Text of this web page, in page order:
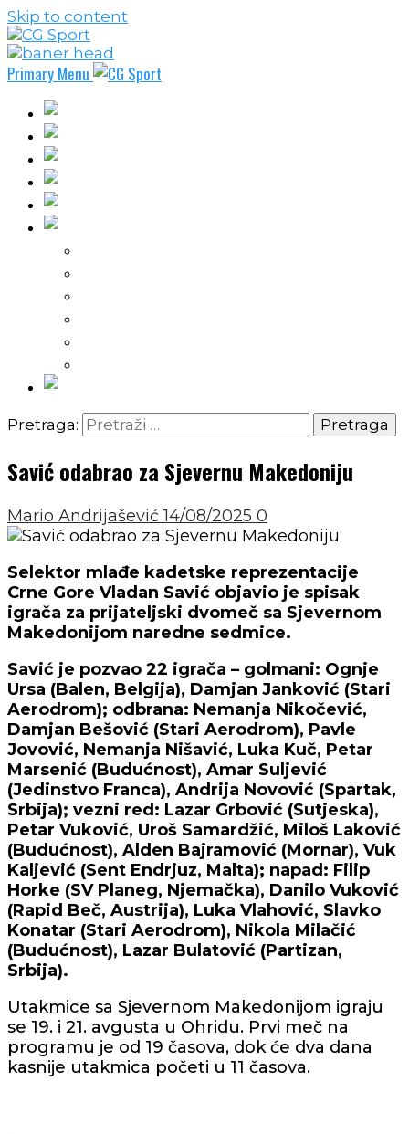
Skip to content
Primary Menu
Pretraga:
Savić odabrao za Sjevernu Makedoniju
Mario Andrijašević14/08/2025 0
Selektor mlađe kadetske reprezentacije
Crne Gore Vladan Savić objavio je spisak
igrača za prijateljski dvomeč sa Sjevernom
Makedonijom naredne sedmice.
Savić je pozvao 22 igrača – golmani: Ognje
Ursa (Balen, Belgija), Damjan Janković (Stari
Aerodrom); odbrana: Nemanja Nikočević,
Damjan Bešović (Stari Aerodrom), Pavle
Jovović, Nemanja Nišavić, Luka Kuč, Petar
Marsenić (Budućnost), Amar Suljević
(Jedinstvo Franca), Andrija Novović (Spartak,
Srbija); vezni red: Lazar Grbović (Sutjeska),
Petar Vuković, Uroš Samardžić, Miloš Laković
(Budućnost), Alden Bajramović (Mornar), Vuk
Kaljević (Sent Endrjuz, Malta); napad: Filip
Horke (SV Planeg, Njemačka), Danilo Vuković
(Rapid Beč, Austrija), Luka Vlahović, Slavko
Konatar (Stari Aerodrom), Nikola Milačić
(Budućnost), Lazar Bulatović (Partizan,
Srbija).
Utakmice sa Sjevernom Makedonijom igraju
se 19. i 21. avgusta u Ohridu. Prvi meč na
programu je od 19 časova, dok će dva dana
kasnije utakmica početi u 11 časova.